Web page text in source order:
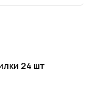
24 шт